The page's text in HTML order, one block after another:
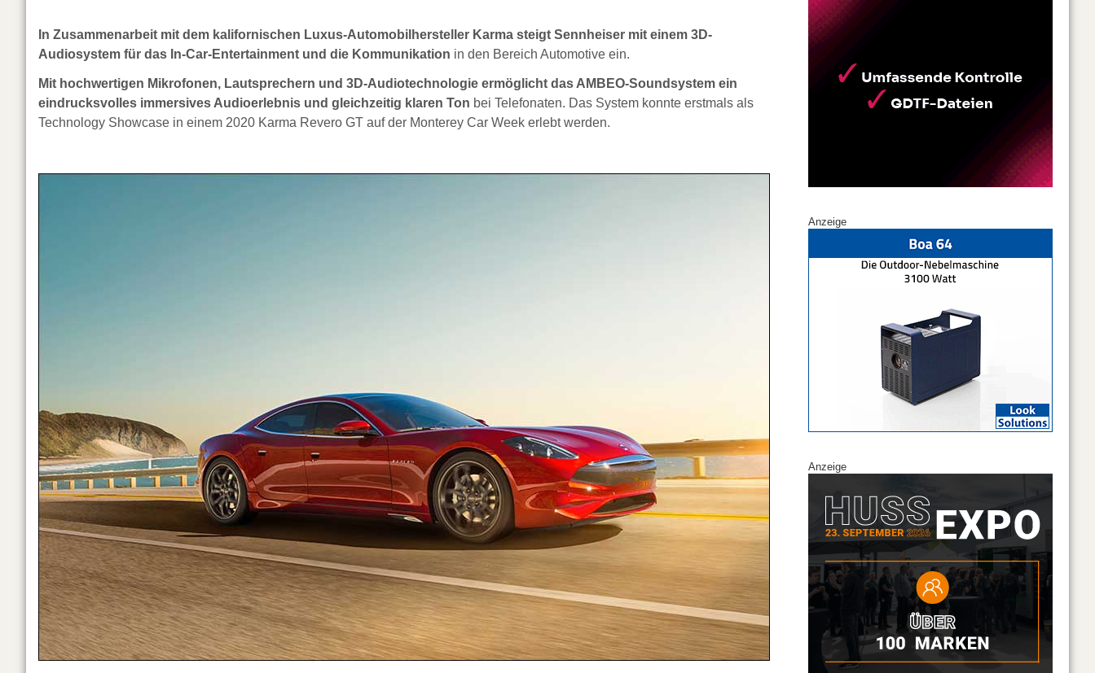
In Zusammenarbeit mit dem kalifornischen Luxus-Automobilhersteller Karma steigt Sennheiser mit einem 3D-
Audiosystem für das In-Car-Entertainment und die Kommunikation in den Bereich Automotive ein.
Mit hochwertigen Mikrofonen, Lautsprechern und 3D-Audiotechnologie ermöglicht das AMBEO-Soundsystem ein
eindrucksvolles immersives Audioerlebnis und gleichzeitig klaren Ton bei Telefonaten. Das System konnte erstmals als
Technology Showcase in einem 2020 Karma Revero GT auf der Monterey Car Week erlebt werden.
Anzeige
Anzeige